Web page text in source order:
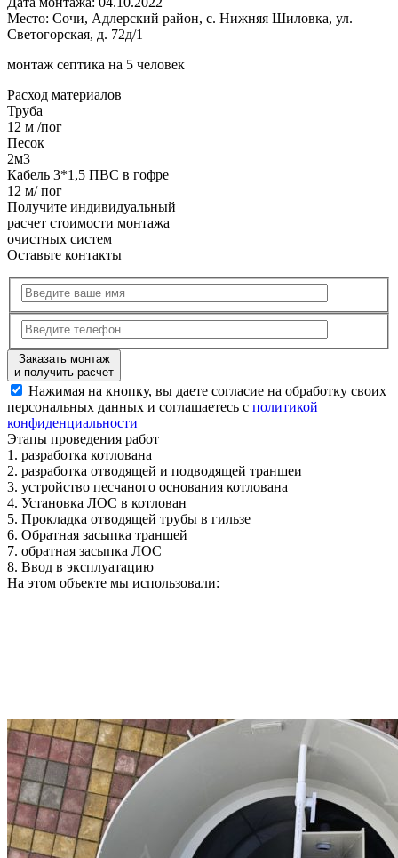
Место: Сочи, Адлерский район, с. Нижняя Шиловка, ул.
Светогорская, д. 72д/1
монтаж септика на 5 человек
Расход материалов
Труба
12 м /пог
Песок
2м3
Кабель 3*1,5 ПВС в гофре
12 м/ пог
Получите индивидуальный
расчет стоимости монтажа
очистных систем
Оставьте контакты
Заказать монтаж
и получить расчет
Нажимая на кнопку, вы даете согласие на обработку своих
персональных данных и соглашаетесь с политикой
конфиденциальности
Этапы проведения работ
1. разработка котлована
2. разработка отводящей и подводящей траншеи
3. устройство песчаного основания котлована
4. Установка ЛОС в котлован
5. Прокладка отводящей трубы в гильзе
6. Обратная засыпка траншей
7. обратная засыпка ЛОС
8. Ввод в эксплуатацию
На этом объекте мы использовали: